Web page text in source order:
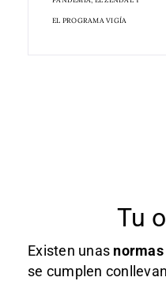
EL PROGRAMA VIGÍA
Tu
Existen unas normas
se cumplen